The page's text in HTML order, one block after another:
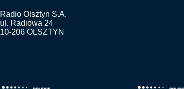
Radio Olsztyn S.A.
ul. Radiowa 24
10-206 OLSZTYN